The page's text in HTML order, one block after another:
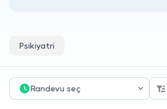
Doktor musunuz?
Psikiyatri
Randevu seç